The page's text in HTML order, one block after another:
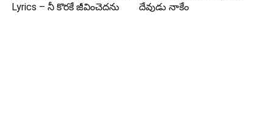
Lyrics – నీ కొరకే జీవించెదను
దేవుడు నాకేం